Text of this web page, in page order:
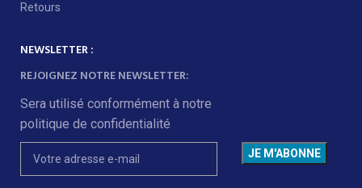
Retours
NEWSLETTER :
REJOIGNEZ NOTRE NEWSLETTER:
Sera utilisé conformément à notre
politique de confidentialité